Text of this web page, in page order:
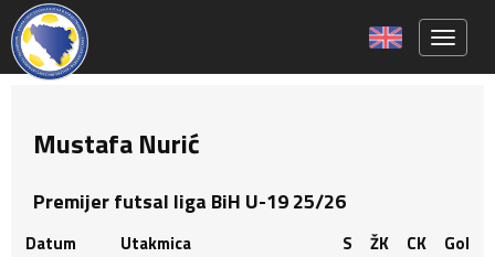
Mustafa Nurić
Premijer futsal liga BiH U-19 25/26
Datum Utakmica S ŽK CK
Gol